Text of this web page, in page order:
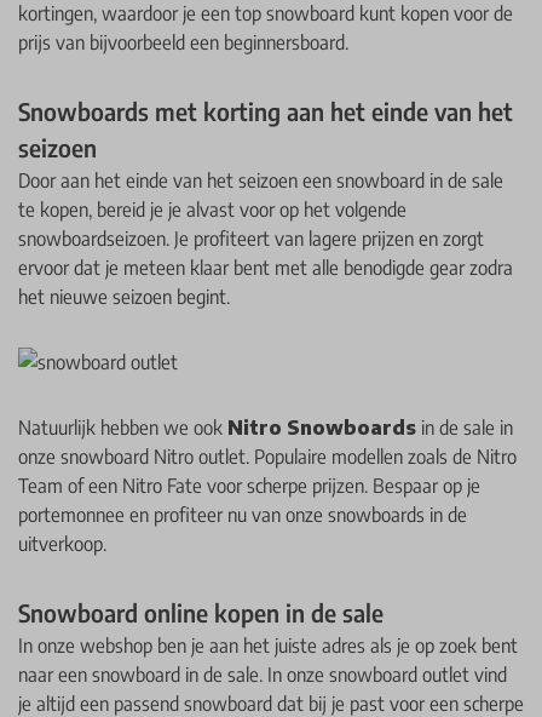
kortingen, waardoor je een top snowboard kunt kopen voor de
prijs van bijvoorbeeld een beginnersboard.
Snowboards met korting aan het einde van het
seizoen
Door aan het einde van het seizoen een snowboard in de sale
te kopen, bereid je je alvast voor op het volgende
snowboardseizoen. Je profiteert van lagere prijzen en zorgt
ervoor dat je meteen klaar bent met alle benodigde gear zodra
het nieuwe seizoen begint.
Natuurlijk hebben we ook Nitro Snowboards in de sale in
onze snowboard Nitro outlet. Populaire modellen zoals de Nitro
Team of een Nitro Fate voor scherpe prijzen. Bespaar op je
portemonnee en profiteer nu van onze snowboards in de
uitverkoop.
Snowboard online kopen in de sale
In onze webshop ben je aan het juiste adres als je op zoek bent
naar een snowboard in de sale. In onze snowboard outlet vind
je altijd een passend snowboard dat bij je past voor een scherpe